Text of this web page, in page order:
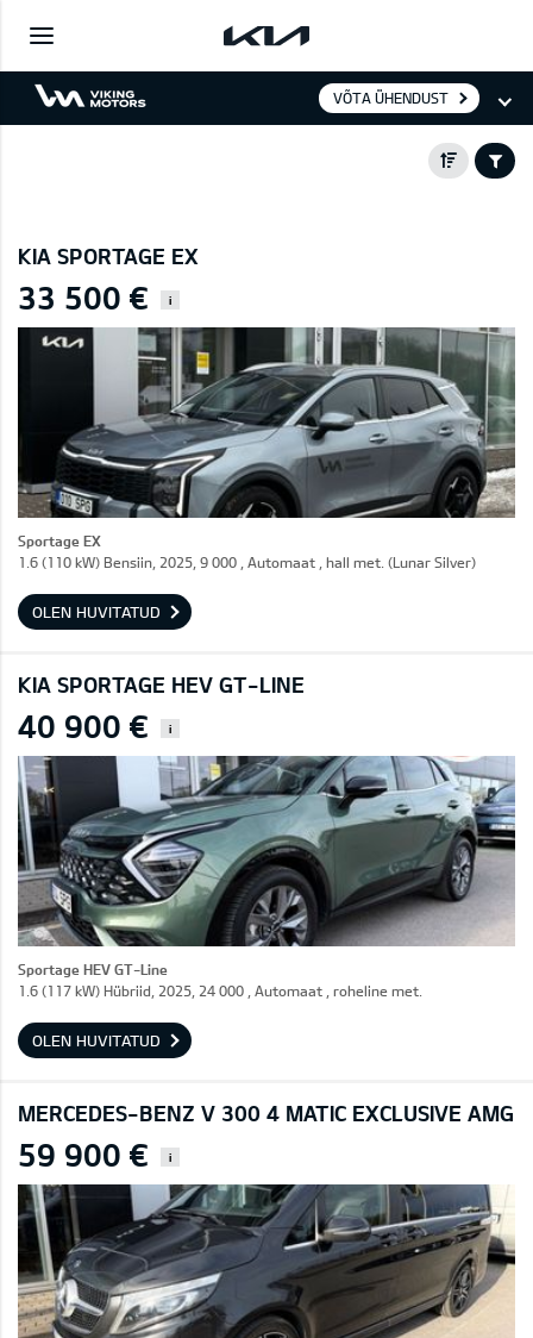
VÕTA ÜHENDUST
KIA SPORTAGE EX
33 500 € i
Sportage EX
1.6 (110 kW) Bensiin, 2025, 9 000 , Automaat , hall met. (Lunar Silver)
OLEN HUVITATUD
KIA SPORTAGE HEV GT-LINE
40 900 € i
Sportage HEV GT-Line
1.6 (117 kW) Hübriid, 2025, 24 000 , Automaat , roheline met.
OLEN HUVITATUD
MERCEDES-BENZ V 300 4 MATIC EXCLUSIVE AMG
59 900 € i